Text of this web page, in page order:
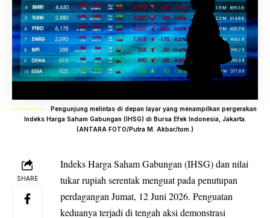
Pengunjung melintas di depan layar yang menampilkan pergerakan
Indeks Harga Saham Gabungan (IHSG) di Bursa Efek Indonesia, Jakarta.
(ANTARA FOTO/Putra M. Akbar/tom.)
SHARE
Indeks Harga Saham Gabungan (IHSG)dan nilai
tukar rupiah serentak menguat pada penutupan
perdagangan Jumat, 12 Juni 2026. Penguatan
keduanya terjadi di tengah aksi demonstrasi